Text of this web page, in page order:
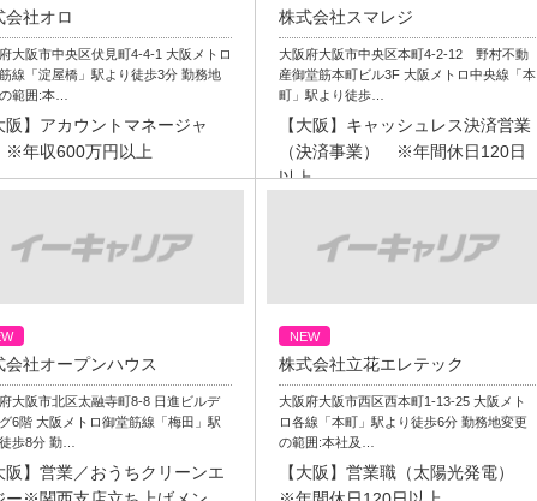
会社オロ
大阪市中央区伏見町4-4-1 大阪メトロ
線「淀屋橋」駅より徒歩3分 勤務地
範囲:本…
阪】アカウントマネージャ
年収600万円以上
株式会社スマレジ
大阪府大阪市中央区本町4-2-12 野村不動
産御堂筋本町ビル3F 大阪メトロ中央線「本
町」駅より徒歩…
【大阪】キャッシュレス決済営業
（決済事業） ※年間休日120日
以上
会社オープンハウス
大阪市北区太融寺町8-8 日進ビルデ
6階 大阪メトロ御堂筋線「梅田」駅
歩8分 勤…
阪】営業／おうちクリーンエ
NEW
株式会社立花エレテック
大阪府大阪市西区西本町1-13-25 大阪メト
ロ各線「本町」駅より徒歩6分 勤務地変更
の範囲:本社及…
【大阪】営業職（太陽光発電）